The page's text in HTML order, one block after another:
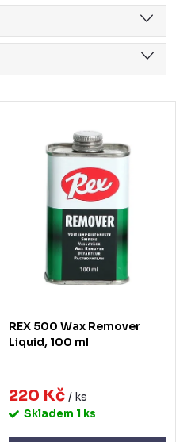
REX 500 Wax Remover
Liquid, 100 ml
220 Kč / ks
Skladem 1 ks